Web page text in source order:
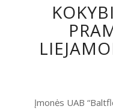
Įmonės UAB